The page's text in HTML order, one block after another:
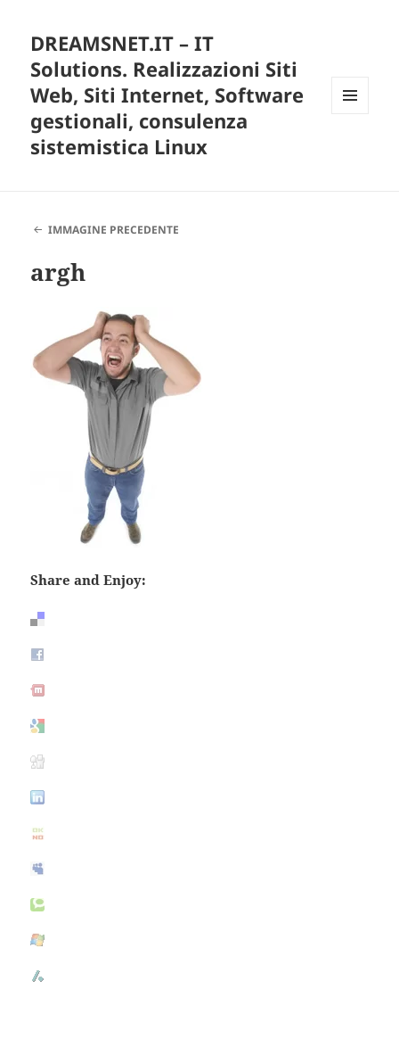
DREAMSNET.IT – IT
Solutions. Realizzazioni Siti
Web, Siti Internet, Software
gestionali, consulenza
sistemistica Linux
IMMAGINE PRECEDENTE
argh
Share and Enjoy: